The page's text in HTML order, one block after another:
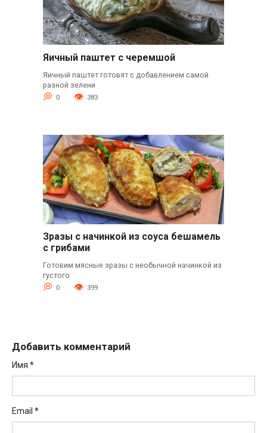
Яичный паштет с черемшой
Яичный паштет готовят с добавлением самой
разной зелени
0 383
Зразы с начинкой из соуса бешамель
с грибами
Готовим мясные зразы с необычной начинкой из
густого
0 399
Добавить комментарий
Имя *
Email *